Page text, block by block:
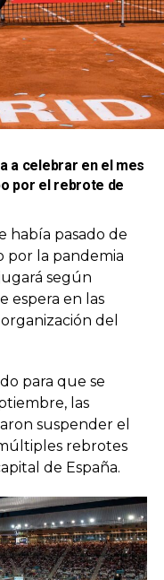
a celebrar en el mes
por el rebrote de
había pasado de
por la pandemia
según
espera en las
del
para que se
las
suspender el
rebrotes
de España.